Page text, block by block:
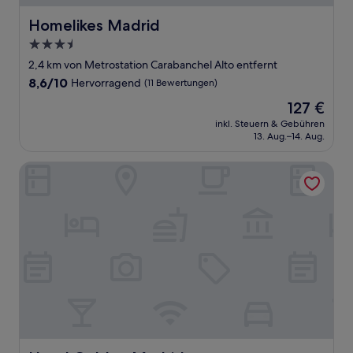
Homelikes Madrid
Homelikes Madrid
3.5-
Sterne-
Unterkunft
2,4 km von Metrostation Carabanchel Alto entfernt
8.6
8,6/10 Hervorragend (11 Bewertungen)
Der
Preis
beträgt
127 €
inkl. Steuern & Gebühren
13. Aug.–14. Aug.